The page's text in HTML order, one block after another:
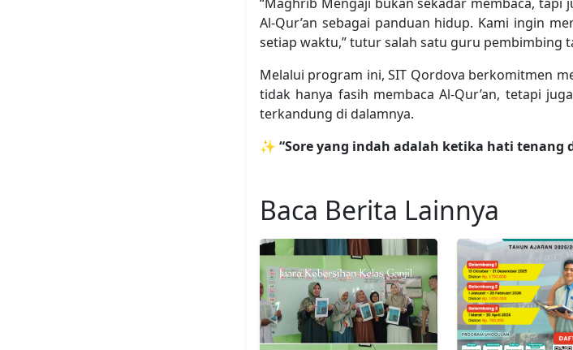
Al-Qur’an sebagai panduan hidup. Kami ingin
setiap waktu,” tutur salah satu guru pembimbing
Melalui program ini, SIT Qordova berkomitmen
tidak hanya fasih membaca Al-Qur’an, tetapi
terkandung di dalamnya.
✨ “Sore yang indah adalah ketika hati tenang
Baca Berita Lainnya